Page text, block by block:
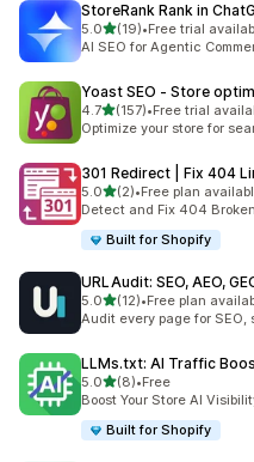
StoreRank Rank in
5.0별 5개 중
(19)
총 리뷰 19개
•Free trial
AI SEO for Agentic
Yoast SEO ‑ Store
4.7별 5개 중
(157)
총 리뷰 157개
•Free trial
Optimize your store for
301 Redirect | Fix 404
5.0별 5개 중
(2)
총 리뷰 2개
•Free plan
Detect and Fix 404
Built for Shopify
URLAudit: SEO, AEO,
5.0별 5개 중
(12)
총 리뷰 12개
•Free plan
Audit every page for SEO,
LLMs.txt: AI Traffic
5.0별 5개 중
(8)
총 리뷰 8개
•Free
Boost Your Store AI
Built for Shopify